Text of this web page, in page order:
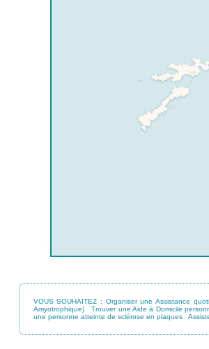
VOUS SOUHAITEZ : Organiser une Assistance
Amyotrophique)
Trouver une Aide à Domicile
une personne atteinte de sclérose en plaques